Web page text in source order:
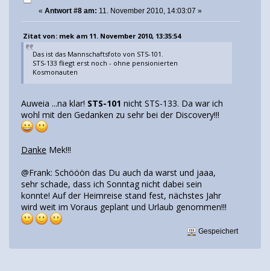
« Antwort #8 am: 11. November 2010, 14:03:07 »
Zitat von: mek am 11. November 2010, 13:35:54
Das ist das Mannschaftsfoto von STS-101.
STS-133 fliegt erst noch - ohne pensionierten
Kosmonauten
Auweia ...na klar! STS-101 nicht STS-133. Da war ich
wohl mit den Gedanken zu sehr bei der Discovery!!!
Danke Mek!!!
@Frank: Schööön das Du auch da warst und jaaa,
sehr schade, dass ich Sonntag nicht dabei sein
konnte! Auf der Heimreise stand fest, nächstes Jahr
wird weit im Voraus geplant und Urlaub genommen!!!
Gespeichert